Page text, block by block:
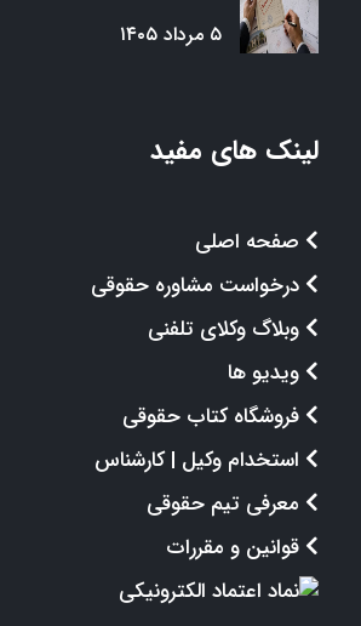
۵ مرداد ۱۴۰۵
لینک های مفید
صفحه اصلی
درخواست مشاوره حقوقی
وبلاگ وکلای تلفنی
ویدیو ها
فروشگاه کتاب حقوقی
استخدام وکیل | کارشناس
معرفی تیم حقوقی
قوانین و مقررات